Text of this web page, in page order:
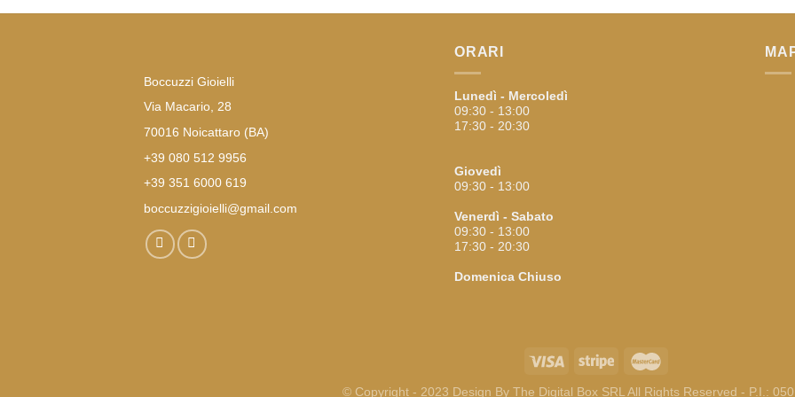
Boccuzzi Gioielli
Via Macario, 28
70016 Noicattaro (BA)
+39 080 512 9956
+39 351 6000 619
boccuzzigioielli@gmail.com
ORARI
Lunedì - Mercoledì
09:30 - 13:00
17:30 - 20:30
Giovedì
09:30 - 13:00
Venerdì - Sabato
09:30 - 13:00
17:30 - 20:30
Domenica Chiuso
© Copyright - 2023 Design By The Digital Box SRL All Rights Reserved - P.I.: